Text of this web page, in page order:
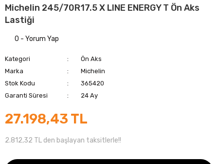
Michelin 245/70R17.5 X LINE ENERGY T Ön Aks
Lastiği
0 - Yorum Yap
Kategori
Ön Aks
Marka
Michelin
Stok Kodu
365420
Garanti Süresi
24 Ay
27.198,43 TL
2.812,32 TL den başlayan taksitlerle!!